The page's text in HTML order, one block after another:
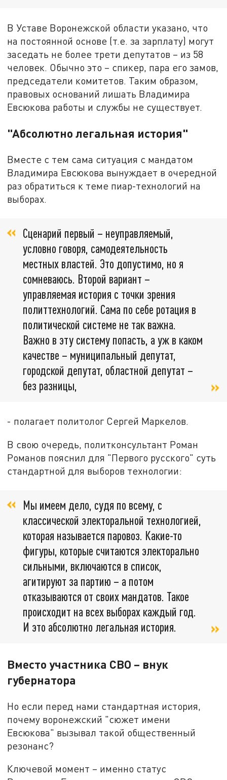
В Уставе Воронежской области указано, что
на постоянной основе (т.е. за зарплату) могут
заседать не более трети депутатов – из 58
человек. Обычно это – спикер, пара его замов,
председатели комитетов. Таким образом,
правовых оснований лишать Владимира
Евсюкова работы и службы не существует.
"Абсолютно легальная история"
Вместе с тем сама ситуация с мандатом
Владимира Евсюкова вынуждает в очередной
раз обратиться к теме пиар-технологий на
выборах.
Сценарий первый – неуправляемый,
условно говоря, самодеятельность
местных властей. Это допустимо, но я
сомневаюсь. Второй вариант –
управляемая история с точки зрения
политтехнологий. Сама по себе ротация в
политической системе не так важна.
Важно в эту систему попасть, а уж в каком
качестве – муниципальный депутат,
городской депутат, областной депутат –
без разницы,
- полагает политолог Сергей Маркелов.
В свою очередь, политконсультант Роман
Романов пояснил для "Первого русского" суть
стандартной для выборов технологии:
Мы имеем дело, судя по всему, с
классической электоральной технологией,
которая называется паровоз. Какие-то
фигуры, которые считаются электорально
сильными, включаются в список,
агитируют за партию – а потом
отказываются от своих мандатов. Такое
происходит на всех выборах каждый год.
И это абсолютно легальная история.
Вместо участника СВО – внук
губернатора
Но если перед нами стандартная история,
почему воронежский "сюжет имени
Евсюкова" вызывал такой общественный
резонанс?
Ключевой момент – именно статус